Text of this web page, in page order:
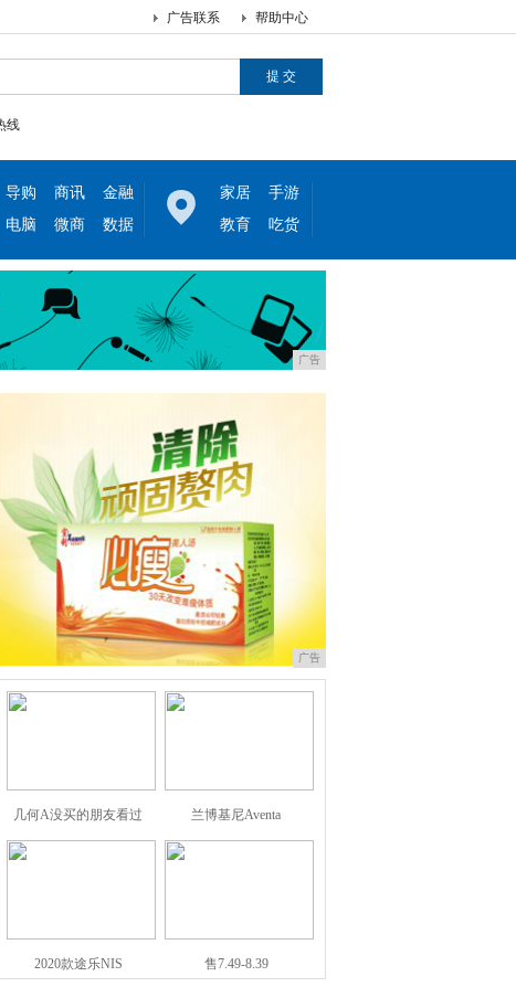
帮助中心
广告联系
线
导购 商讯
金融
电脑 微商 数据
家居
手游
教育
吃货
广告
广告
几何A没买的朋友看过 兰博基尼Aventa
2020款途乐NIS 售7.49-8.39